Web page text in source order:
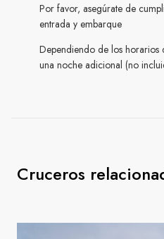
Por favor, asegúrate de
entrada y embarque
Dependiendo de los horarios
una noche adicional (no
Cruceros